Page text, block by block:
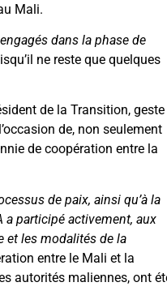
Mali.
dans la phase de
ne reste que quelques
de la Transition, geste
de, non seulement
de coopération entre la
de paix, ainsi qu’à la
a participé activement, aux
et les modalités de la
entre le Mali et la
autorités maliennes, ont